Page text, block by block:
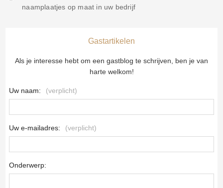
naamplaatjes op maat in uw bedrijf
Gastartikelen
Als je interesse hebt om een ​​gastblog te schrijven, ben je van
harte welkom!
Uw naam: (verplicht)
Uw e-mailadres: (verplicht)
Onderwerp: